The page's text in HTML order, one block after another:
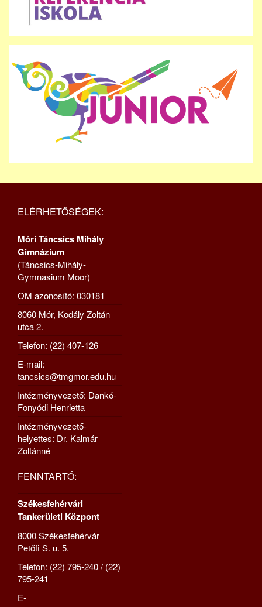
ELÉRHETŐSÉGEK:
Móri Táncsics Mihály
Gimnázium
(Táncsics-Mihály-
Gymnasium Moor)
OM azonosító: 030181
8060 Mór, Kodály Zoltán
utca 2.
Telefon: (22) 407-126
E-mail:
tancsics@tmgmor.edu.hu
Intézményvezető: Dankó-
Fonyódi Henrietta
Intézményvezető-
helyettes: Dr. Kalmár
Zoltánné
FENNTARTÓ:
Székesfehérvári
Tankerületi Központ
8000 Székesfehérvár
Petőfi S. u. 5.
Telefon: (22) 795-240 / (22)
795-241
E-